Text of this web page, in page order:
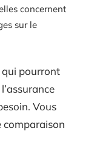
concernent
sur le
qui pourront
Vous
comparaison